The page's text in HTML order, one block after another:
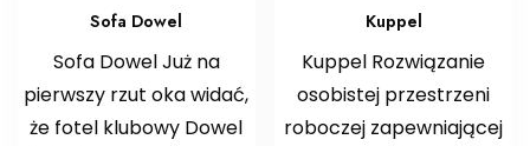
Sofa Dowel
Sofa Dowel Już na
pierwszy rzut oka widać,
że fotel klubowy Dowel
Kuppel
Kuppel Rozwiązanie
osobistej przestrzeni
roboczej zapewniającej